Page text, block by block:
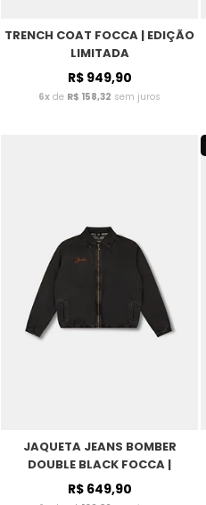
TRENCH COAT FOCCA | EDIÇÃO
LIMITADA
R$ 949,90
6x de R$ 158,32 sem juros
JAQUETA JEANS BOMBER
DOUBLE BLACK FOCCA |
EDIÇÃO ESPECIAL
R$ 649,90